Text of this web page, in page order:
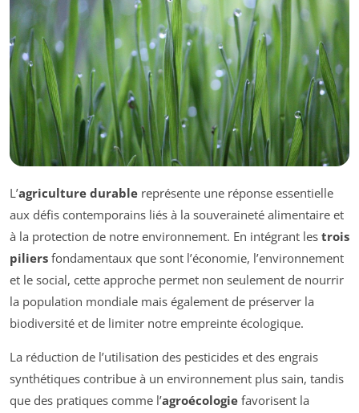
L’agriculture durable représente une réponse essentielle
aux défis contemporains liés à la souveraineté alimentaire et
à la protection de notre environnement. En intégrant les trois
piliers fondamentaux que sont l’économie, l’environnement
et le social, cette approche permet non seulement de nourrir
la population mondiale mais également de préserver la
biodiversité et de limiter notre empreinte écologique.
La réduction de l’utilisation des pesticides et des engrais
synthétiques contribue à un environnement plus sain, tandis
que des pratiques comme l’agroécologie favorisent la